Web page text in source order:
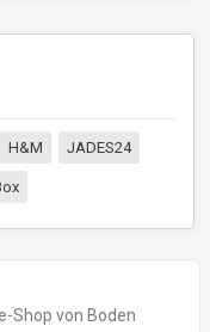
H&M JADES24
Shop von Boden